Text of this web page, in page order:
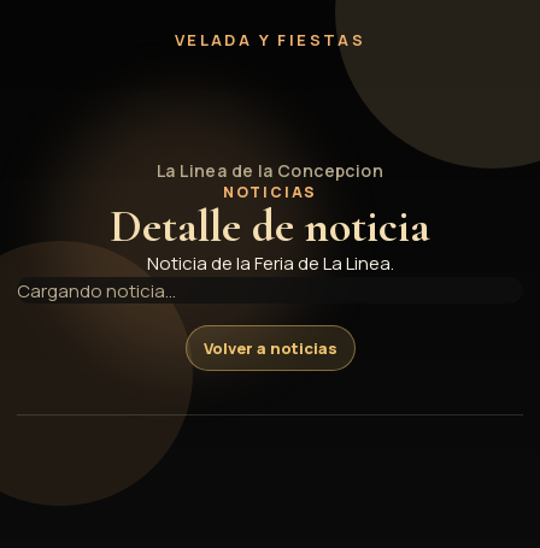
Programación Feria de La
VELADA Y FIESTAS
La Linea de la Concepcion
NOTICIAS
Detalle de noticia
Noticia de la Feria de La Linea.
Cargando noticia...
Volver a noticias